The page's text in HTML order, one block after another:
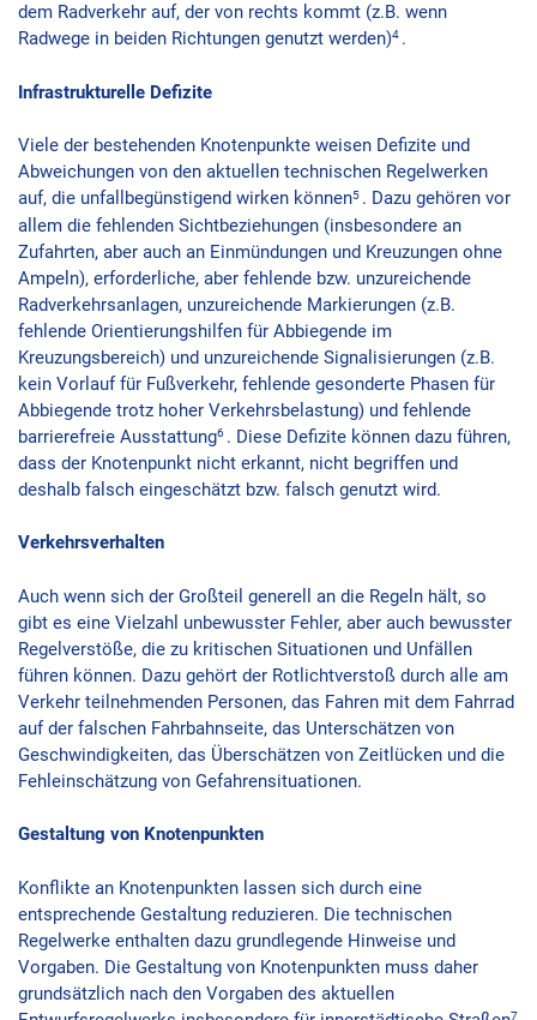
dem Radverkehr auf, der von rechts kommt (z.B. wenn
Radwege in beiden Richtungen genutzt werden)4 .
Infrastrukturelle Defizite
Viele der bestehenden Knotenpunkte weisen Defizite und
Abweichungen von den aktuellen technischen Regelwerken
auf, die unfallbegünstigend wirken können5 . Dazu gehören vor
allem die fehlenden Sichtbeziehungen (insbesondere an
Zufahrten, aber auch an Einmündungen und Kreuzungen ohne
Ampeln), erforderliche, aber fehlende bzw. unzureichende
Radverkehrsanlagen, unzureichende Markierungen (z.B.
fehlende Orientierungshilfen für Abbiegende im
Kreuzungsbereich) und unzureichende Signalisierungen (z.B.
kein Vorlauf für Fußverkehr, fehlende gesonderte Phasen für
Abbiegende trotz hoher Verkehrsbelastung) und fehlende
barrierefreie Ausstattung6 . Diese Defizite können dazu führen,
dass der Knotenpunkt nicht erkannt, nicht begriffen und
deshalb falsch eingeschätzt bzw. falsch genutzt wird.
Verkehrsverhalten
Auch wenn sich der Großteil generell an die Regeln hält, so
gibt es eine Vielzahl unbewusster Fehler, aber auch bewusster
Regelverstöße, die zu kritischen Situationen und Unfällen
führen können. Dazu gehört der Rotlichtverstoß durch alle am
Verkehr teilnehmenden Personen, das Fahren mit dem Fahrrad
auf der falschen Fahrbahnseite, das Unterschätzen von
Geschwindigkeiten, das Überschätzen von Zeitlücken und die
Fehleinschätzung von Gefahrensituationen.
Gestaltung von Knotenpunkten
Konflikte an Knotenpunkten lassen sich durch eine
entsprechende Gestaltung reduzieren. Die technischen
Regelwerke enthalten dazu grundlegende Hinweise und
Vorgaben. Die Gestaltung von Knotenpunkten muss daher
grundsätzlich nach den Vorgaben des aktuellen
7